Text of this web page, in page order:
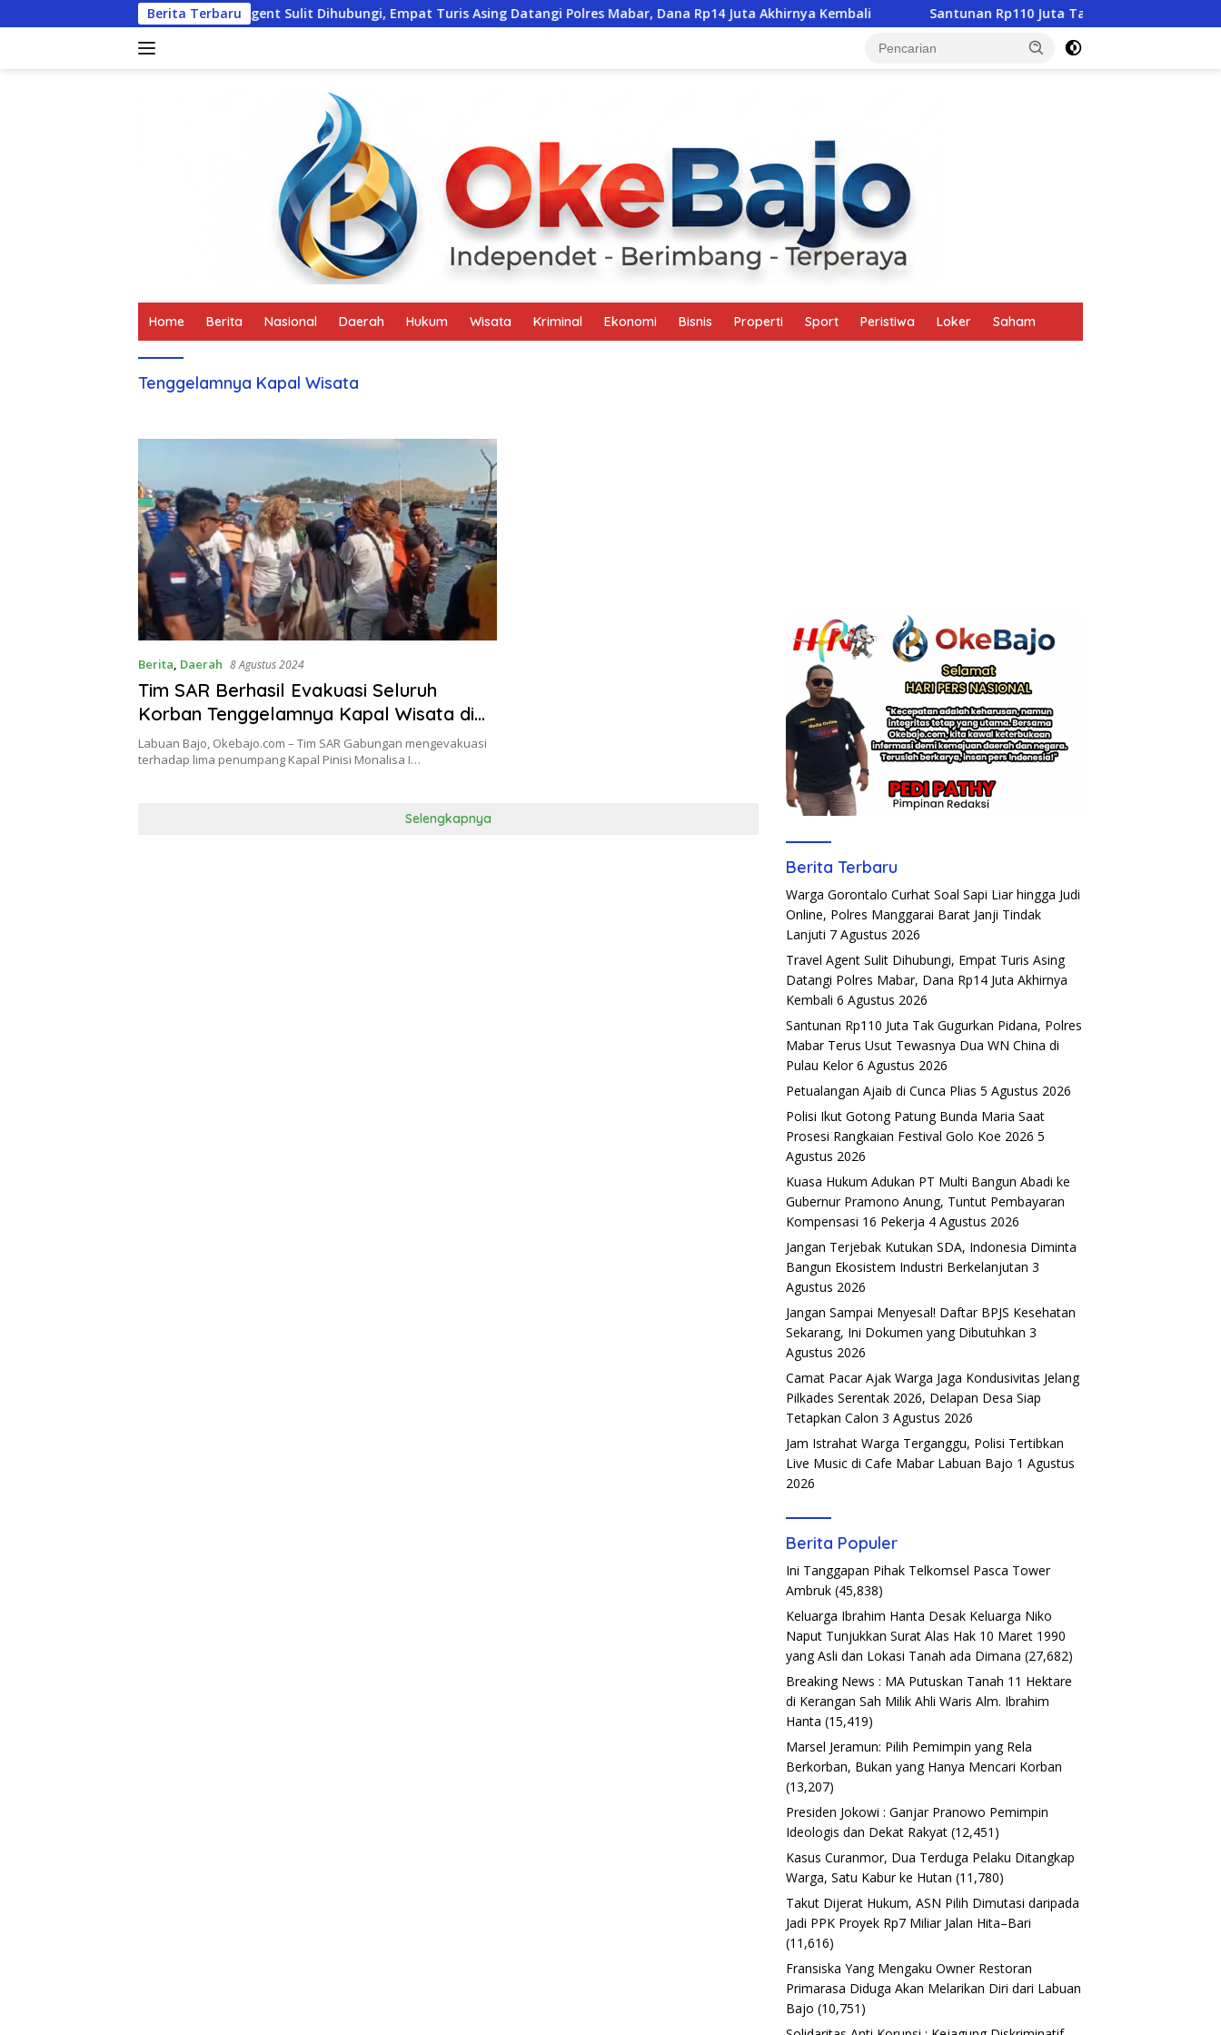
ke
Berita Terbaru
Travel Agent Sulit Dihubungi, Empat Turis Asing Datangi Polres Mabar, Dana Rp14 Juta Akhirnya Kembali Santunan Rp110 Juta Tak Gugurkan Pidana, Polres
Home Berita Nasional Daerah Hukum Wisata Kriminal Ekonomi Bisnis Properti Sport Peristiwa Loker Saham
Tenggelamnya Kapal Wisata
Berita, Daerah 8 Agustus 2024
Tim SAR Berhasil Evakuasi Seluruh
Korban Tenggelamnya Kapal Wisata di
Labuan Bajo
Labuan Bajo, Okebajo.com – Tim SAR Gabungan mengevakuasi
terhadap lima penumpang Kapal Pinisi Monalisa I…
Selengkapnya
Berita Terbaru
Warga Gorontalo Curhat Soal Sapi Liar hingga Judi
Online, Polres Manggarai Barat Janji Tindak
Lanjuti 7 Agustus 2026
Travel Agent Sulit Dihubungi, Empat Turis Asing
Datangi Polres Mabar, Dana Rp14 Juta Akhirnya
Kembali 6 Agustus 2026
Santunan Rp110 Juta Tak Gugurkan Pidana, Polres
Mabar Terus Usut Tewasnya Dua WN China di
Pulau Kelor 6 Agustus 2026
Petualangan Ajaib di Cunca Plias 5 Agustus 2026
Polisi Ikut Gotong Patung Bunda Maria Saat
Prosesi Rangkaian Festival Golo Koe 2026 5
Agustus 2026
Kuasa Hukum Adukan PT Multi Bangun Abadi ke
Gubernur Pramono Anung, Tuntut Pembayaran
Kompensasi 16 Pekerja 4 Agustus 2026
Jangan Terjebak Kutukan SDA, Indonesia Diminta
Bangun Ekosistem Industri Berkelanjutan 3
Agustus 2026
Jangan Sampai Menyesal! Daftar BPJS Kesehatan
Sekarang, Ini Dokumen yang Dibutuhkan 3
Agustus 2026
Camat Pacar Ajak Warga Jaga Kondusivitas Jelang
Pilkades Serentak 2026, Delapan Desa Siap
Tetapkan Calon 3 Agustus 2026
Jam Istrahat Warga Terganggu, Polisi Tertibkan
Live Music di Cafe Mabar Labuan Bajo 1 Agustus
2026
Berita Populer
Ini Tanggapan Pihak Telkomsel Pasca Tower
Ambruk (45,838)
Keluarga Ibrahim Hanta Desak Keluarga Niko
Naput Tunjukkan Surat Alas Hak 10 Maret 1990
yang Asli dan Lokasi Tanah ada Dimana (27,682)
Breaking News : MA Putuskan Tanah 11 Hektare
di Kerangan Sah Milik Ahli Waris Alm. Ibrahim
Hanta (15,419)
Marsel Jeramun: Pilih Pemimpin yang Rela
Berkorban, Bukan yang Hanya Mencari Korban
(13,207)
Presiden Jokowi : Ganjar Pranowo Pemimpin
Ideologis dan Dekat Rakyat (12,451)
Kasus Curanmor, Dua Terduga Pelaku Ditangkap
Warga, Satu Kabur ke Hutan (11,780)
Takut Dijerat Hukum, ASN Pilih Dimutasi daripada
Jadi PPK Proyek Rp7 Miliar Jalan Hita–Bari
(11,616)
Fransiska Yang Mengaku Owner Restoran
Primarasa Diduga Akan Melarikan Diri dari Labuan
Bajo (10,751)